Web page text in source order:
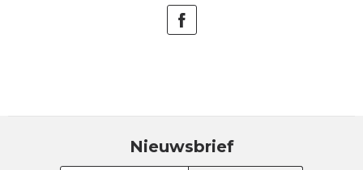
Nieuwsbrief